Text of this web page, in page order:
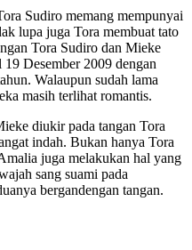
Sudiro memang mempunyai
lupa juga Tora membuat tato
Tora Sudiro dan Mieke
Desember 2009 dengan
Walaupun sudah lama
masih terlihat romantis.
diukir pada tangan Tora
indah. Bukan hanya Tora
juga melakukan hal yang
sang suami pada
bergandengan tangan.